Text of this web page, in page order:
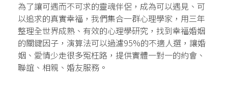
為了讓可遇而不可求的靈魂伴侶，成為可以遇見、可
以追求的真實幸福，我們集合一群心理學家，用三年
整理全世界成熟、有效的心理學研究，找到幸福婚姻
的關鍵因子，演算法可以過濾95%的不適人選，讓婚
姻、愛情少走很多冤枉路，提供實體一對一的約會、
聯誼、相親、婚友服務。